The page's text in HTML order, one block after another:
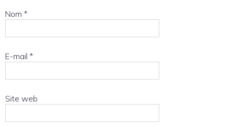
Nom *
E-mail *
Site web